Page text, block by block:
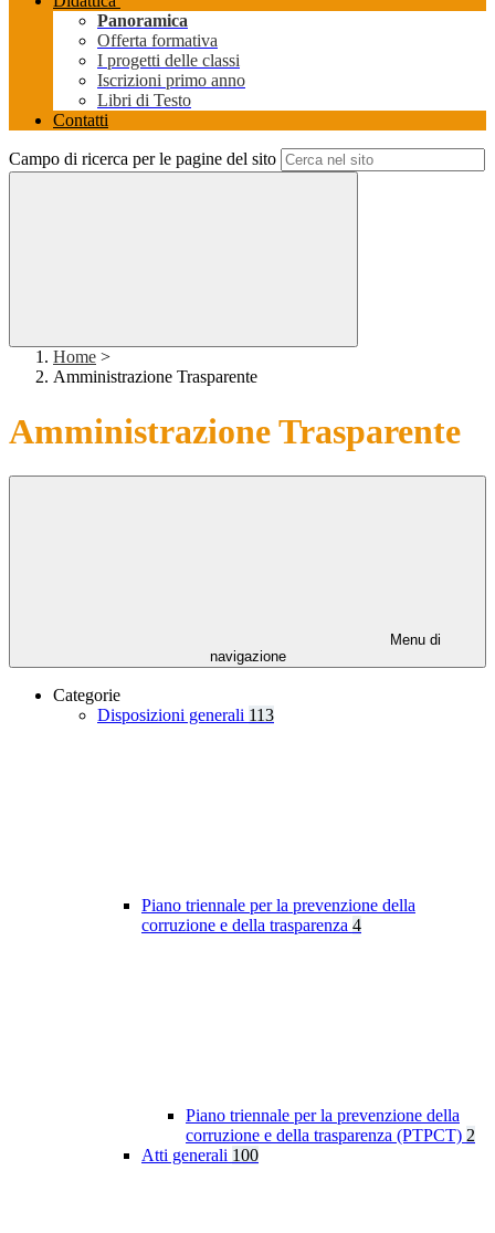
Panoramica
Offerta formativa
I progetti delle classi
Iscrizioni primo anno
Libri di Testo
Contatti
Campo di ricerca per le pagine del sito
Home >
Amministrazione Trasparente
Amministrazione Trasparente
Menu di
navigazione
Categorie
Disposizioni generali 113
Piano triennale per la prevenzione della
corruzione e della trasparenza 4
Piano triennale per la prevenzione della
corruzione e della trasparenza (PTPCT) 2
Atti generali 100